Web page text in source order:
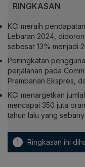
RINGKASAN
KCI meraih
Lebaran 2024,
sebesar 13% menjadi
Peningkatan
perjalanan pada
Prambanan Ekspres,
KCI menargetkan
mencapai 350 juta
tahun lalu yang
! Ringkasan ini